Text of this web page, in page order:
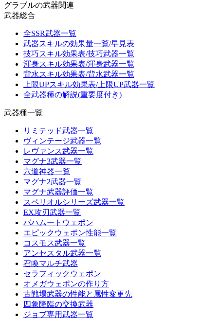
グラブルの武器関連
武器総合
全SSR武器一覧
武器スキルの効果量一覧/早見表
技巧スキル効果表/技巧武器一覧
渾身スキル効果表/渾身武器一覧
背水スキル効果表/背水武器一覧
上限UPスキル効果表/上限UP武器一覧
全武器種の解説(重要度付き)
武器種一覧
リミテッド武器一覧
ヴィンテージ武器一覧
レヴァンス武器一覧
マグナ3武器一覧
六道神器一覧
マグナ2武器一覧
マグナ武器評価一覧
スペリオルシリーズ武器一覧
EX攻刃武器一覧
バハムートウェポン
エピックウェポン性能一覧
コスモス武器一覧
アンセスタル武器一覧
召喚マルチ武器
セラフィックウェポン
オメガウェポンの作り方
古戦場武器の性能と属性変更先
四象降臨の交換武器
ジョブ専用武器一覧